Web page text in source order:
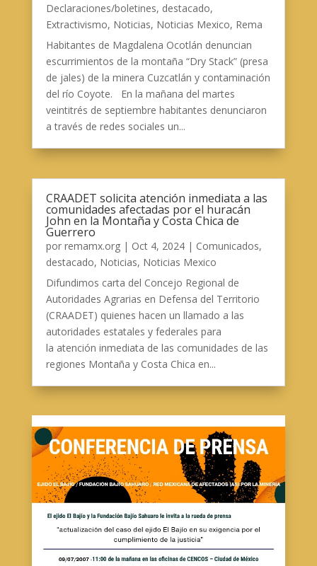
Declaraciones/boletines, destacado,
Extractivismo, Noticias, Noticias Mexico, Rema
Habitantes de Magdalena Ocotlán denuncian
escurrimientos de la montaña “Dry Stack” (presa
de jales) de la minera Cuzcatlán y contaminación
del río Coyote. En la mañana del martes
veintitrés de septiembre habitantes denunciaron
a través de redes sociales un...
CRAADET solicita atención inmediata a las
comunidades afectadas por el huracán
John en la Montaña y Costa Chica de
Guerrero
por remamx.org| Oct 4, 2024| Comunicados,
destacado, Noticias, Noticias Mexico
Difundimos carta del Concejo Regional de
Autoridades Agrarias en Defensa del Territorio
(CRAADET) quienes hacen un llamado a las
autoridades estatales y federales para
la atención inmediata de las comunidades de las
regiones Montaña y Costa Chica en...